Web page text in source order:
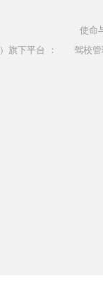
使命
旗下平台 ：
驾校